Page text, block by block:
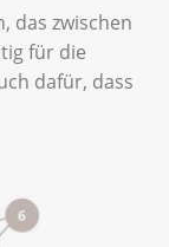
das zwischen
für die
dafür, dass